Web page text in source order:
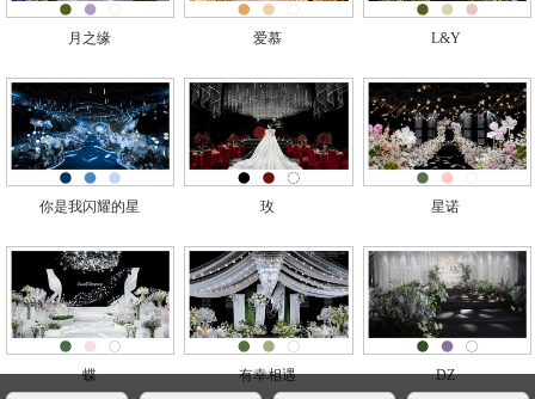
月之缘 爱慕 L&Y
你是我闪耀的星 玫 星诺
蝶 有幸相遇 DZ